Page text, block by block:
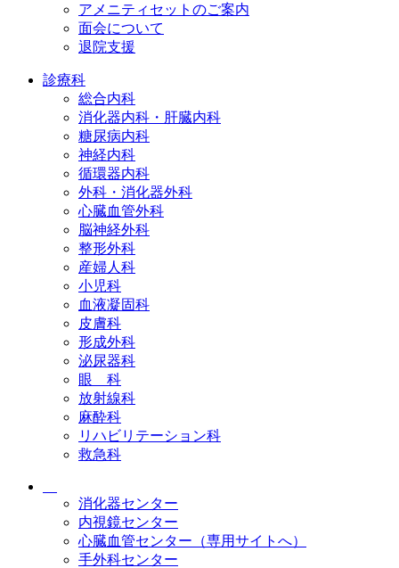
アメニティセットのご案内
面会について
退院支援
診療科
総合内科
消化器内科・肝臓内科
糖尿病内科
神経内科
循環器内科
外科・消化器外科
心臓血管外科
脳神経外科
整形外科
産婦人科
小児科
血液凝固科
皮膚科
形成外科
泌尿器科
眼 科
放射線科
麻酔科
リハビリテーション科
救急科
消化器センター
内視鏡センター
心臓血管センター（専用サイトへ）
手外科センター